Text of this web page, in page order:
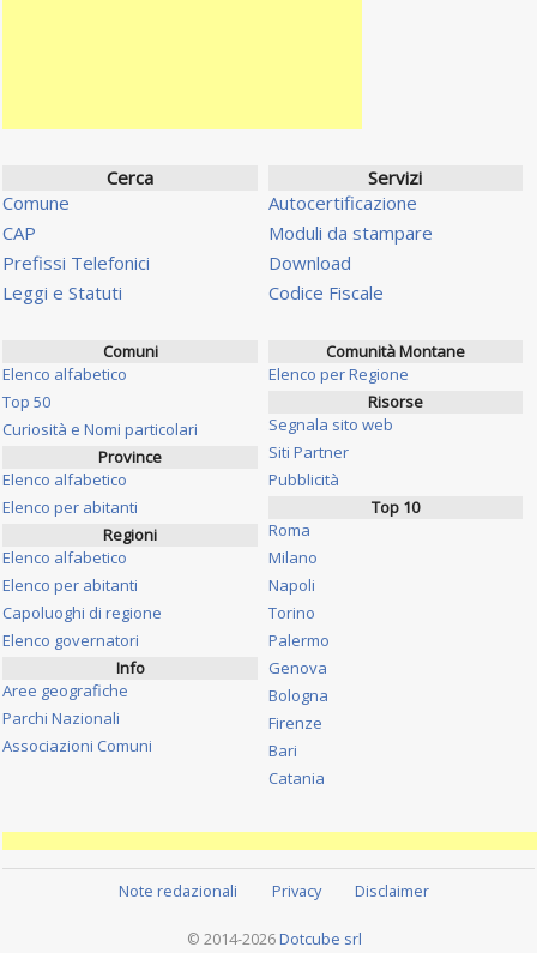
Cerca
Comune
CAP
Prefissi Telefonici
Leggi e Statuti
Servizi
Autocertificazione
Moduli da stampare
Download
Codice Fiscale
Comuni
Elenco alfabetico
Top 50
Curiosità e Nomi particolari
Province
Elenco alfabetico
Elenco per abitanti
Regioni
Elenco alfabetico
Elenco per abitanti
Capoluoghi di regione
Elenco governatori
Info
Aree geografiche
Parchi Nazionali
Associazioni Comuni
Comunità Montane
Elenco per Regione
Risorse
Segnala sito web
Siti Partner
Pubblicità
Top 10
Roma
Milano
Napoli
Torino
Palermo
Genova
Bologna
Firenze
Bari
Catania
Note redazionali Privacy Disclaimer
© 2014-2026 Dotcube srl